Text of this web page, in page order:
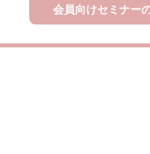
会員向けセミナー